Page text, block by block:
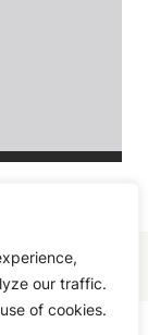
our traffic.
of cookies.